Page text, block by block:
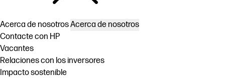
Acerca de nosotrosAcerca de nosotros
Contacte con HP
Vacantes
Relaciones con los inversores
Impacto sostenible